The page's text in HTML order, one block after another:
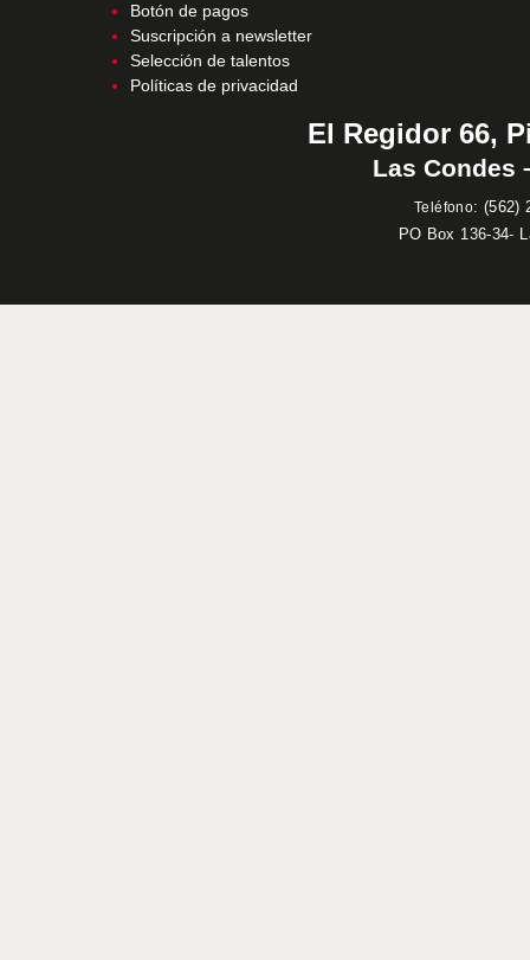
Botón de pagos
Suscripción a newsletter
Selección de talentos
Políticas de privacidad
El Regidor 66,
Las Condes
Teléfono: (562)
PO Box 136-34-